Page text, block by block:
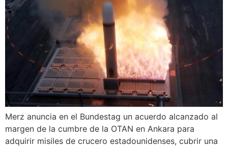
Merz anuncia en el Bundestag un acuerdo alcanzado al
margen de la cumbre de la OTAN en Ankara para
adquirir misiles de crucero estadounidenses, cubrir una